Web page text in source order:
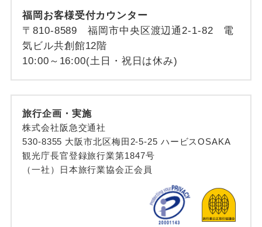
福岡お客様受付カウンター
〒810-8589 福岡市中央区渡辺通2-1-82 電
気ビル共創館12階
10:00～16:00(土日・祝日は休み)
旅行企画・実施
株式会社阪急交通社
530-8355 大阪市北区梅田2-5-25 ハービスOSAKA
観光庁長官登録旅行業第1847号
（一社）日本旅行業協会正会員